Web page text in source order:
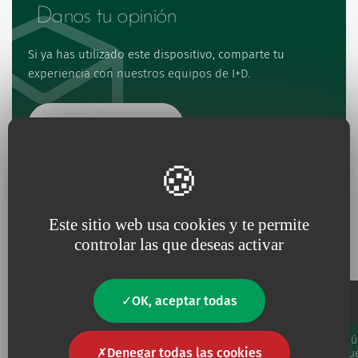
Este sitio web usa cookies y te permite
controlar las que deseas activar
OK, aceptar todas
Denegar todas las cookies
Danos tu opinión
Si ya has utilizado este dispositivo, comparte tu
experiencia con nuestros equipos de I+D.
Referencias y especificaciones
Catéter
Código
Longitud
Diámetro
Flujo